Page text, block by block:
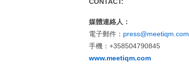
媒體連絡人：
電子郵件： press@meetiqm.com
手機：+358504790845
www.meetiqm.com